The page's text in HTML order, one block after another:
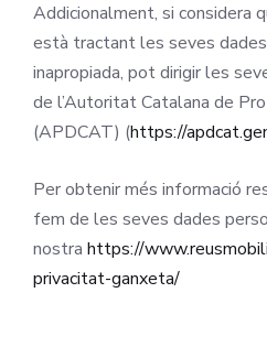
Addicionalment, si considera
està tractant les seves
inapropiada, pot dirigir les
de l’Autoritat Catalana de
(APDCAT) (https://
Per obtenir més informació
fem de les seves dades
nostra https://
privacitat-ganxeta/